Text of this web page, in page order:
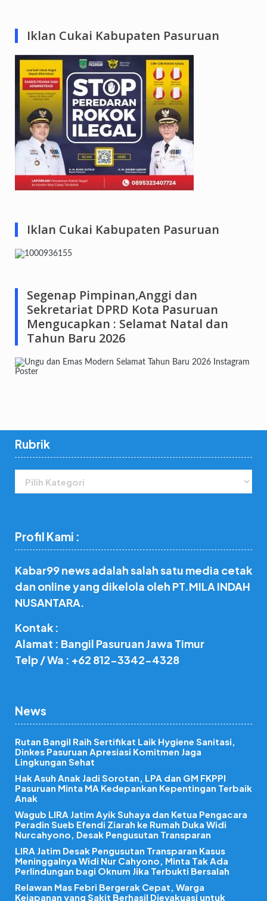
Iklan Cukai Kabupaten Pasuruan
Iklan Cukai Kabupaten Pasuruan
Segenap Pimpinan,Anggi dan
Sekretariat DPRD Kota Pasuruan
Mengucapkan : Selamat Natal dan
Tahun Baru 2026
Rubrik
Profil Kami :
Kabar99 news adalah salah satu media cetak
dan online yang dikelola oleh PT.MILA INDAH
NUSANTARA.
Kontak :
Alamat : Bangil Pasuruan Jawa Timur
Telp / Wa : +62 812-3342-4328
News
Rutan Bangil Raih Sertifikat Laik Hygiene Sanitasi,
Dinkes Pasuruan Apresiasi Komitmen Jaga
Lingkungan Sehat
Hak Asuh Anak Jadi Sorotan, LPA dan GM FKPPI
Pasuruan Minta MA Kedepankan Kepentingan Terbaik
Anak
Wagub LIRA Jatim Ayik Suhaya dan Ketua Pengacara
Peradin Sueb Efendi Ziarah ke Rumah Duka Widi
Nurcahyono, Desak Pengusutan Transparan
LIRA Jatim Desak Pengusutan Transparan Kasus
Meninggalnya Widi Nur Cahyono, Minta Tak Ada
Perlindungan bagi Oknum Jika Terbukti Bersalah
Relawan Mas Febri Bergerak Cepat, Warga
Kejapanan yang Sakit Berhasil Dievakuasi untuk